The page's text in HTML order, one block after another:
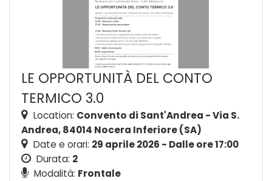
LE OPPORTUNITÀ DEL CONTO
TERMICO 3.0
Location: Convento di Sant'Andrea - Via S.
Andrea, 84014 Nocera Inferiore (SA)
Date e orari: 29 aprile 2026 - Dalle ore 17:00
Durata: 2
Modalità: Frontale